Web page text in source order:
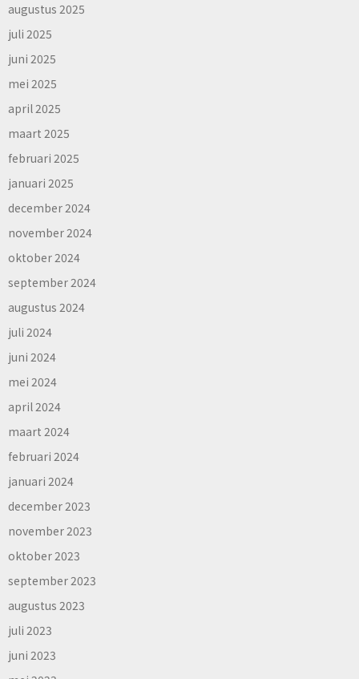
augustus 2025
juli 2025
juni 2025
mei 2025
april 2025
maart 2025
februari 2025
januari 2025
december 2024
november 2024
oktober 2024
september 2024
augustus 2024
juli 2024
juni 2024
mei 2024
april 2024
maart 2024
februari 2024
januari 2024
december 2023
november 2023
oktober 2023
september 2023
augustus 2023
juli 2023
juni 2023